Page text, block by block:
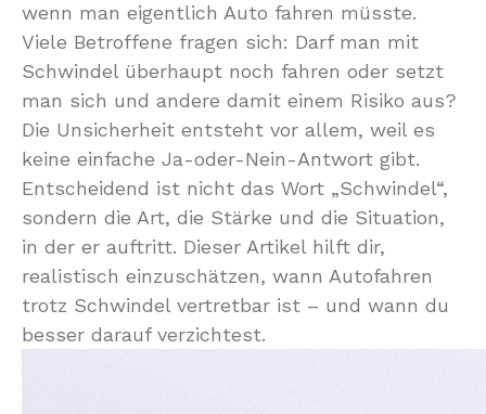
wenn man eigentlich Auto fahren müsste.
Viele Betroffene fragen sich: Darf man mit
Schwindel überhaupt noch fahren oder setzt
man sich und andere damit einem Risiko aus?
Die Unsicherheit entsteht vor allem, weil es
keine einfache Ja-oder-Nein-Antwort gibt.
Entscheidend ist nicht das Wort „Schwindel“,
sondern die Art, die Stärke und die Situation,
in der er auftritt. Dieser Artikel hilft dir,
realistisch einzuschätzen, wann Autofahren
trotz Schwindel vertretbar ist – und wann du
besser darauf verzichtest.